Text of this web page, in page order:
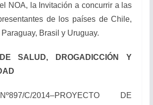
NOA, la Invitación a concurrir a las
de los países de Chile,
Brasil y Uruguay.
SALUD, DROGADICCIÓN Y
C/2014–PROYECTO DE